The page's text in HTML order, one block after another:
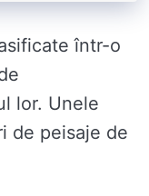
într-o
lor. Unele
de peisaje de